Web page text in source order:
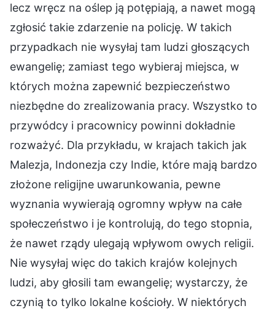
lecz wręcz na oślep ją potępiają, a nawet mogą
zgłosić takie zdarzenie na policję. W takich
przypadkach nie wysyłaj tam ludzi głoszących
ewangelię; zamiast tego wybieraj miejsca, w
których można zapewnić bezpieczeństwo
niezbędne do zrealizowania pracy. Wszystko to
przywódcy i pracownicy powinni dokładnie
rozważyć. Dla przykładu, w krajach takich jak
Malezja, Indonezja czy Indie, które mają bardzo
złożone religijne uwarunkowania, pewne
wyznania wywierają ogromny wpływ na całe
społeczeństwo i je kontrolują, do tego stopnia,
że nawet rządy ulegają wpływom owych religii.
Nie wysyłaj więc do takich krajów kolejnych
ludzi, aby głosili tam ewangelię; wystarczy, że
czynią to tylko lokalne kościoły. W niektórych